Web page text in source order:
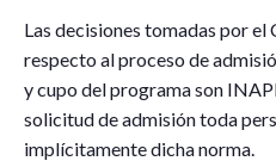
Las decisiones tomadas por
respecto al proceso de
y cupo del programa son
solicitud de admisión toda
implícitamente dicha norma.